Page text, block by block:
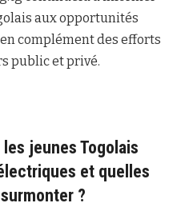
aux opportunités
complément des efforts
public et privé.
jeunes Togolais
et quelles
?